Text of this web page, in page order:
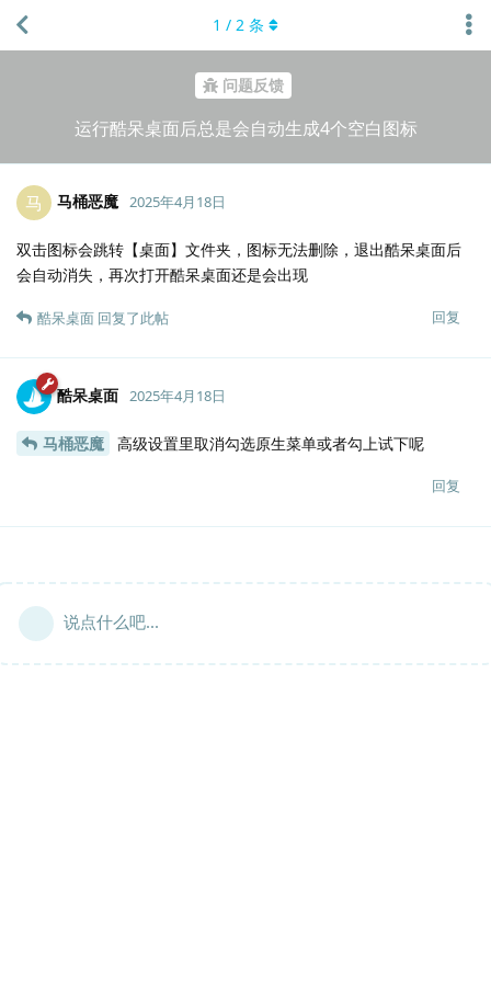
问题反馈
运行酷呆桌面后总是会自动生成4个空白图标
1 / 2 条
马 马桶恶魔 2025年4月18日
双击图标会跳转【桌面】文件夹，图标无法删除，退出酷呆桌面后
会自动消失，再次打开酷呆桌面还是会出现
回复
酷呆桌面 回复了此帖
酷呆桌面 2025年4月18日
马桶恶魔 高级设置里取消勾选原生菜单或者勾上试下呢
回复
说点什么吧...